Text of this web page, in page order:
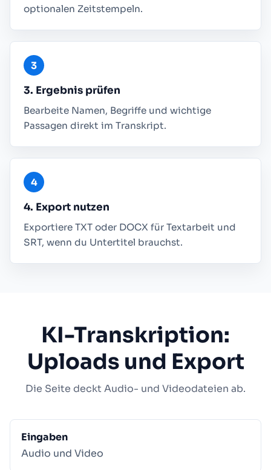
optionalen Zeitstempeln.
3. Ergebnis prüfen
Bearbeite Namen, Begriffe und wichtige
Passagen direkt im Transkript.
4. Export nutzen
Exportiere TXT oder DOCX für Textarbeit und
SRT, wenn du Untertitel brauchst.
KI-Transkription:
Uploads und Export
Die Seite deckt Audio- und Videodateien ab.
Eingaben
Audio und Video